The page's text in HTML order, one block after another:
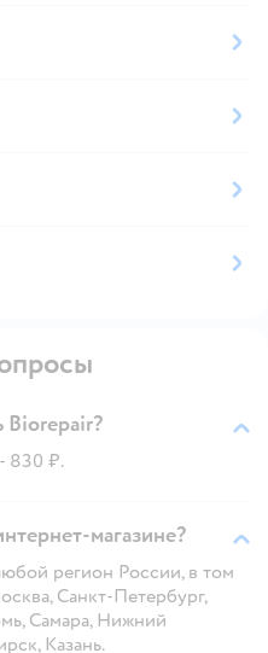
Biorepair?
830 ₽.
магазине?
регион России, в том
Санкт-Петербург,
Самара, Нижний
Казань.